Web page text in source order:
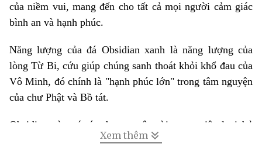
của niềm vui, mang đến cho tất cả mọi người cảm giác
bình an và hạnh phúc.
Năng lượng của đá Obsidian xanh là năng lượng của
lòng Từ Bi, cứu giúp chúng sanh thoát khỏi khổ đau của
Vô Minh, đó chính là "hạnh phúc lớn" trong tâm nguyện
của chư Phật và Bồ tát.
Obsidian còn có tác dụng tuyệt vời trong việc loại bỏ
những cảm xúc tiêu cực, giữ trái tim bạn an vui.
Xem thêm